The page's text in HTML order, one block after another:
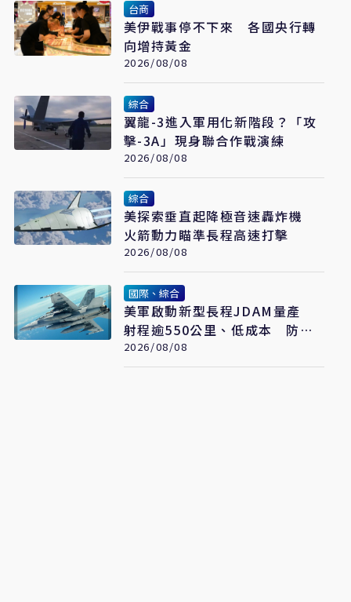
台商
美伊戰事停不下來 各國央行轉
向增持黃金
2026/08/08
綜合
翼龍-3進入軍用化新階段？「攻
擊-3A」現身聯合作戰演練
2026/08/08
綜合
美探索垂直起降極音速轟炸機
火箭動力瞄準長程高速打擊
2026/08/08
國際、綜合
美軍啟動新型長程JDAM量產
射程逾550公里、低成本 防區
外打擊新利器
2026/08/08